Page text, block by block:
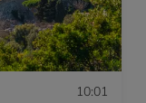
10:01